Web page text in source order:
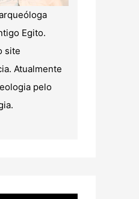
Egito.
site
Atualmente
pelo